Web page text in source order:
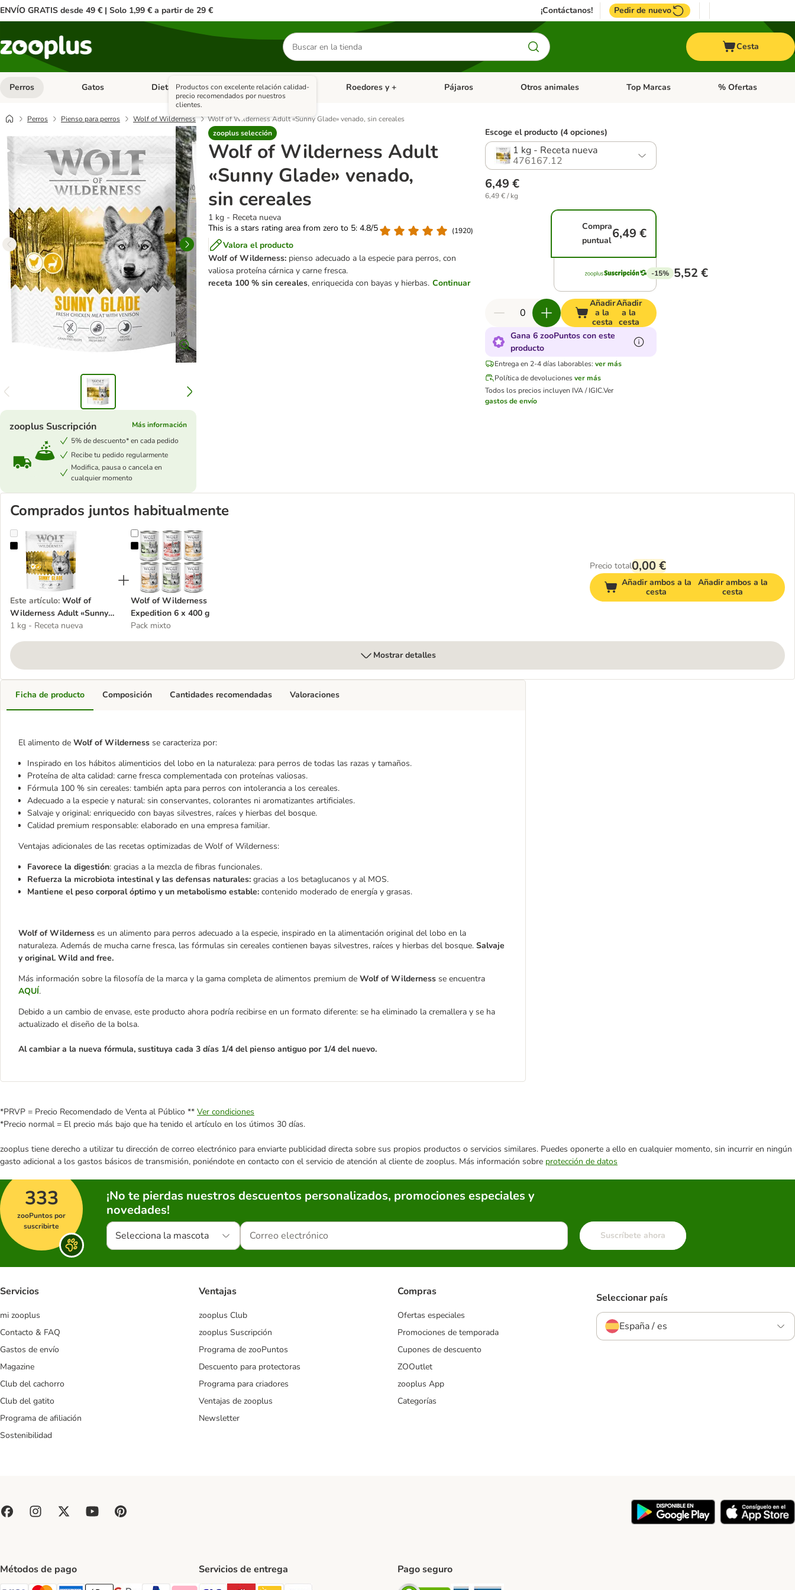
ENVÍO GRATIS desde 49 € | Solo 1,99 € a partir de 29 € ¡Contáctanos! Pedir de nuevo
Buscar
productos
Cesta
Perros Menú de categoria abierto: Perros
Gatos Menú de categoria abierto: Gatos
Dieta Vet. Menú de categoria abierto: Dieta Vet.
Antiparasitarios Menú de categoria abierto: Antiparasitarios
Roedores y + Menú de categoria abierto: Roedores y +
Pájaros Menú de categoria abierto: Pájaros
Otros animales Menú de categoria abierto: Otros animales
Top Marcas Menú de categoria
% Ofertas
Perros Pienso para perros Wolf of Wilderness
Wolf of Wilderness Adult «Sunny Glade» venado, sin cereales
zooplus selección
Productos con excelente relación calidad-
precio recomendados por nuestros
clientes.
Wolf of Wilderness Adult
«Sunny Glade» venado,
sin cereales
1 kg - Receta nueva
This is a stars rating area from zero to 5: 4.8/5
(1920)
Valora el producto
Wolf of Wilderness:pienso adecuado a la especie para perros, con
valiosa proteína cárnica y carne fresca.
receta 100 % sin cereales, enriquecida con bayas y hierbas. Continuar
zooplus Suscripción
Más información
5% de descuento* en cada pedido
Recibe tu pedido regularmente
Modifica, pausa o cancela en
cualquier momento
Escoge el producto (4 opciones)
1 kg - Receta nueva
476167.12
6,49 €
6,49 € / kg
Compra
puntual6,49 €
-15% 5,52 €
Añadir
a la
cesta
Añadir
a la
cesta
Gana 6 zooPuntos con este
producto
Entrega en 2-4 días laborables: ver más
Política de devoluciones ver más
Todos los precios incluyen IVA / IGIC.Ver
gastos de envío
Comprados juntos habitualmente
Wolf of Wilderness Adult «Sunny Glade» venado, sin cereales
Este artículo: Wolf of
Wilderness Adult «Sunny
Glade» venado, sin
1 kg - Receta nueva
Wolf of Wilderness Expedition 6 x 400 g
Wolf of Wilderness
Expedition 6 x 400 g
Pack mixto
Precio total0,00 €
Añadir ambos a la
cesta
Añadir ambos a la
cesta
Mostrar detalles
Ficha de producto
El alimento de Wolf of Wilderness se caracteriza por:
Inspirado en los hábitos alimenticios del lobo en la naturaleza: para perros de todas las razas y tamaños.
Proteína de alta calidad: carne fresca complementada con proteínas valiosas.
Fórmula 100 % sin cereales: también apta para perros con intolerancia a los cereales.
Adecuado a la especie y natural: sin conservantes, colorantes ni aromatizantes artificiales.
Salvaje y original: enriquecido con bayas silvestres, raíces y hierbas del bosque.
Calidad premium responsable: elaborado en una empresa familiar.
Ventajas adicionales de las recetas optimizadas de Wolf of Wilderness:
Favorece la digestión: gracias a la mezcla de fibras funcionales.
Refuerza la microbiota intestinal y las defensas naturales: gracias a los betaglucanos y al MOS.
Mantiene el peso corporal óptimo y un metabolismo estable: contenido moderado de energía y grasas.
Wolf of Wilderness es un alimento para perros adecuado a la especie, inspirado en la alimentación original del lobo en la
naturaleza. Además de mucha carne fresca, las fórmulas sin cereales contienen bayas silvestres, raíces y hierbas del bosque. Salvaje
y original. Wild and free.
Más información sobre la filosofía de la marca y la gama completa de alimentos premium de Wolf of Wilderness se encuentra
AQUÍ.
Debido a un cambio de envase, este producto ahora podría recibirse en un formato diferente: se ha eliminado la cremallera y se ha
actualizado el diseño de la bolsa.
Al cambiar a la nueva fórmula, sustituya cada 3 días 1/4 del pienso antiguo por 1/4 del nuevo.
Composición Cantidades recomendadas Valoraciones
*PRVP = Precio Recomendado de Venta al Público ** Ver condiciones
*Precio normal = El precio más bajo que ha tenido el artículo en los útimos 30 días.
zooplus tiene derecho a utilizar tu dirección de correo electrónico para enviarte publicidad directa sobre sus propios productos o servicios similares. Puedes oponerte a ello en cualquier momento, sin incurrir en ningún
gasto adicional a los gastos básicos de transmisión, poniéndote en contacto con el servicio de atención al cliente de zooplus. Más información sobre protección de datos
333
zooPuntos por
suscribirte
¡No te pierdas nuestros descuentos personalizados, promociones especiales y
novedades!
Selecciona la mascota Suscríbete ahora
Servicios
mi zooplus
Contacto & FAQ
Gastos de envío
Magazine
Club del cachorro
Club del gatito
Programa de afiliación
Sostenibilidad
Ventajas
zooplus Club
zooplus Suscripción
Programa de zooPuntos
Descuento para protectoras
Programa para criadores
Ventajas de zooplus
Newsletter
Compras
Ofertas especiales
Promociones de temporada
Cupones de descuento
ZOOutlet
zooplus App
Categorías
Seleccionar país
España / es
Métodos de pago Servicios de entrega Pago seguro